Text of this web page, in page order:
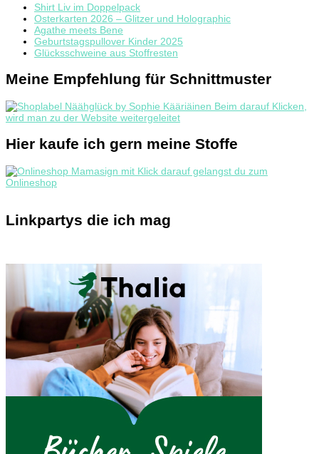
Shirt Liv im Doppelpack
Osterkarten 2026 – Glitzer und Holographic
Agathe meets Bene
Geburtstagspullover Kinder 2025
Glücksschweine aus Stoffresten
Meine Empfehlung für Schnittmuster
Hier kaufe ich gern meine Stoffe
Linkpartys die ich mag